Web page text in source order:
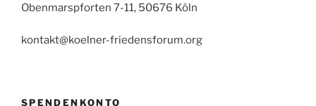
Obenmarspforten 7-11, 50676 Köln
kontakt@koelner-friedensforum.org
SPENDENKONTO